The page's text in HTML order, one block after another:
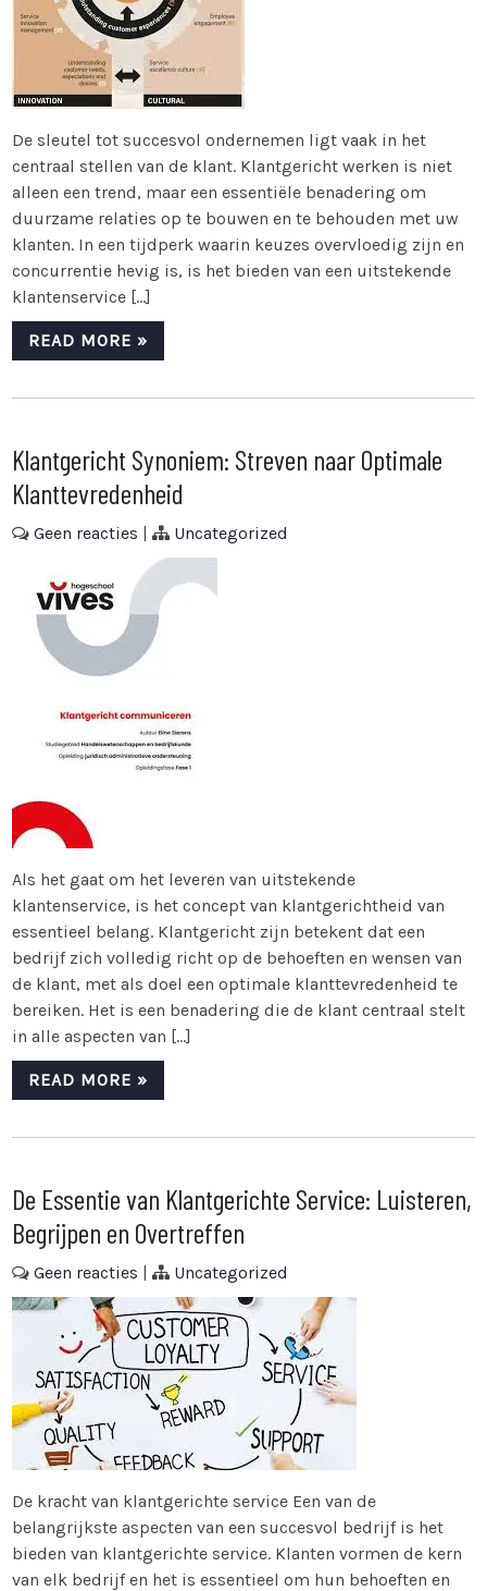
De sleutel tot succesvol ondernemen ligt vaak in het
centraal stellen van de klant. Klantgericht werken is niet
alleen een trend, maar een essentiële benadering om
duurzame relaties op te bouwen en te behouden met uw
klanten. In een tijdperk waarin keuzes overvloedig zijn en
concurrentie hevig is, is het bieden van een uitstekende
klantenservice […]
READ MORE »
Klantgericht Synoniem: Streven naar Optimale
Klanttevredenheid
Geen reacties | Uncategorized
Als het gaat om het leveren van uitstekende
klantenservice, is het concept van klantgerichtheid van
essentieel belang. Klantgericht zijn betekent dat een
bedrijf zich volledig richt op de behoeften en wensen van
de klant, met als doel een optimale klanttevredenheid te
bereiken. Het is een benadering die de klant centraal stelt
in alle aspecten van […]
READ MORE »
De Essentie van Klantgerichte Service: Luisteren,
Begrijpen en Overtreffen
Geen reacties | Uncategorized
De kracht van klantgerichte service Een van de
belangrijkste aspecten van een succesvol bedrijf is het
bieden van klantgerichte service. Klanten vormen de kern
van elk bedrijf en het is essentieel om hun behoeften en